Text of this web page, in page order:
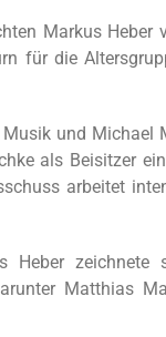
Markus Heber
für die
Musik und Michael
als Beisitzer
arbeitet
Heber zeichnete
Matthias